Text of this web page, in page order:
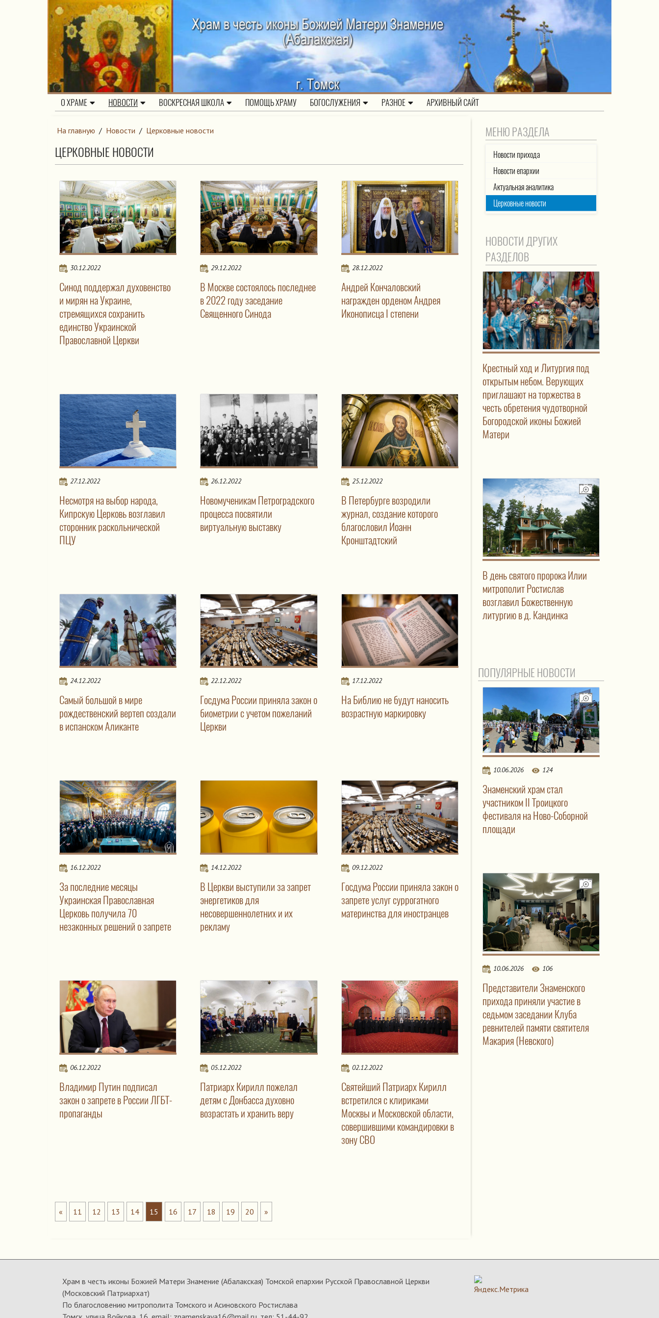
О ХРАМЕ НОВОСТИ ВОСКРЕСНАЯ ШКОЛА ПОМОЩЬ ХРАМУ БОГОСЛУЖЕНИЯ РАЗНОЕ АРХИВНЫЙ САЙТ
На главную / Новости / Церковные новости
ЦЕРКОВНЫЕ НОВОСТИ
30.12.2022
Синод поддержал духовенство
и мирян на Украине,
стремящихся сохранить
единство Украинской
Православной Церкви
29.12.2022
В Москве состоялось последнее
в 2022 году заседание
Священного Синода
28.12.2022
Андрей Кончаловский
награжден орденом Андрея
Иконописца I степени
27.12.2022
Несмотря на выбор народа,
Кипрскую Церковь возглавил
сторонник раскольнической
ПЦУ
26.12.2022
Новомученикам Петроградского
процесса посвятили
виртуальную выставку
25.12.2022
В Петербурге возродили
журнал, создание которого
благословил Иоанн
Кронштадтский
24.12.2022
Самый большой в мире
рождественский вертеп создали
в испанском Аликанте
22.12.2022
Госдума России приняла закон о
биометрии с учетом пожеланий
Церкви
17.12.2022
На Библию не будут наносить
возрастную маркировку
16.12.2022
За последние месяцы
Украинская Православная
Церковь получила 70
незаконных решений о запрете
14.12.2022
В Церкви выступили за запрет
энергетиков для
несовершеннолетних и их
рекламу
09.12.2022
Госдума России приняла закон о
запрете услуг суррогатного
материнства для иностранцев
06.12.2022
Владимир Путин подписал
закон о запрете в России ЛГБТ-
пропаганды
05.12.2022
Патриарх Кирилл пожелал
детям с Донбасса духовно
возрастать и хранить веру
02.12.2022
Святейший Патриарх Кирилл
встретился с клириками
Москвы и Московской области,
совершившими командировки в
зону СВО
« 11 12 13 14 15 16 17 18 19 20 »
МЕНЮ РАЗДЕЛА
Новости прихода
Новости епархии
Актуальная аналитика
Церковные новости
НОВОСТИ ДРУГИХ
РАЗДЕЛОВ
Крестный ход и Литургия под
открытым небом. Верующих
приглашают на торжества в
честь обретения чудотворной
Богородской иконы Божией
Матери
В день святого пророка Илии
митрополит Ростислав
возглавил Божественную
литургию в д. Кандинка
ПОПУЛЯРНЫЕ НОВОСТИ
10.06.2026 124
Знаменский храм стал
участником II Троицкого
фестиваля на Ново-Соборной
площади
10.06.2026 106
Представители Знаменского
прихода приняли участие в
седьмом заседании Клуба
ревнителей памяти святителя
Макария (Невского)
Храм в честь иконы Божией Матери Знамение (Абалакская) Томской епархии Русской Православной Церкви
(Московский Патриархат)
По благословению митрополита Томского и Асиновского Ростислава